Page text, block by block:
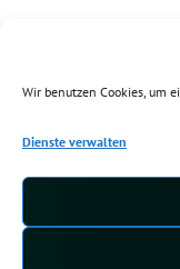
Wir benutzen Cookies, um
Dienste verwalten